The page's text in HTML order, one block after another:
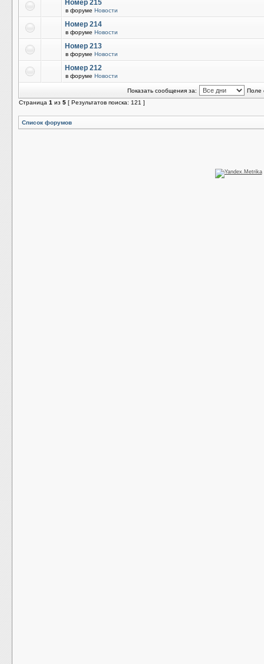
Номер 215
в форуме Новости
Номер 214
в форуме Новости
Номер 213
в форуме Новости
Номер 212
в форуме Новости
Показать сообщения за:
Поле
Страница 1 из 5 [ Результатов поиска: 121 ]
Список форумов